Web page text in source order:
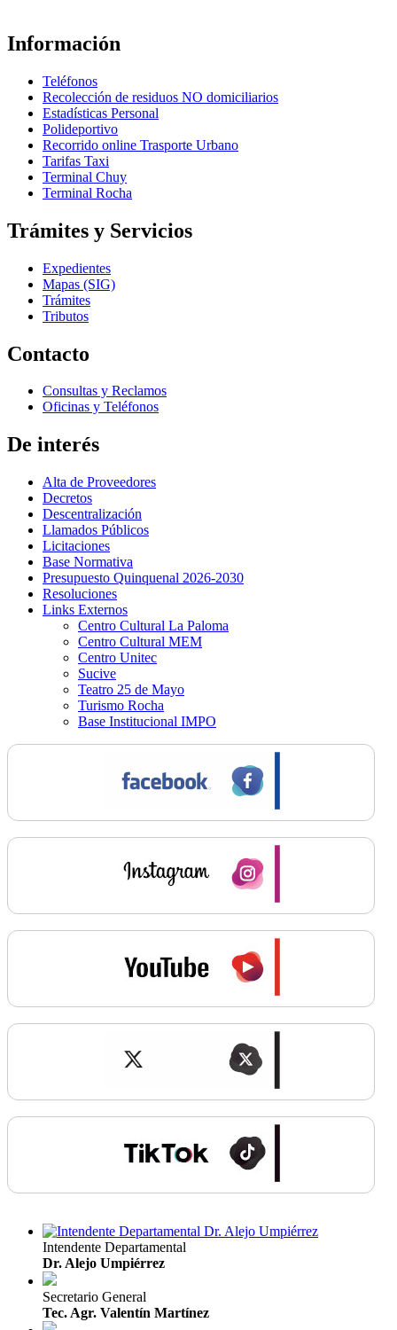
Información
Teléfonos
Recolección de residuos NO domiciliarios
Estadísticas Personal
Polideportivo
Recorrido online Trasporte Urbano
Tarifas Taxi
Terminal Chuy
Terminal Rocha
Trámites y Servicios
Expedientes
Mapas (SIG)
Trámites
Tributos
Contacto
Consultas y Reclamos
Oficinas y Teléfonos
De interés
Alta de Proveedores
Decretos
Descentralización
Llamados Públicos
Licitaciones
Base Normativa
Presupuesto Quinquenal 2026-2030
Resoluciones
Links Externos
Centro Cultural La Paloma
Centro Cultural MEM
Centro Unitec
Sucive
Teatro 25 de Mayo
Turismo Rocha
Base Institucional IMPO
Intendente Departamental
Dr. Alejo Umpiérrez
Secretario General
Tec. Agr. Valentín Martínez